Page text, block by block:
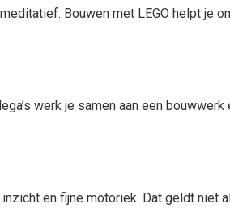
Bouwen met LEGO helpt je
werk je samen aan een bouwwerk
en fijne motoriek. Dat geldt niet